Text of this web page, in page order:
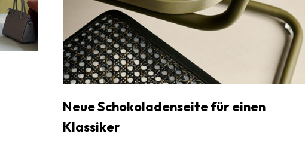
Neue Schokoladenseite für einen
Klassiker